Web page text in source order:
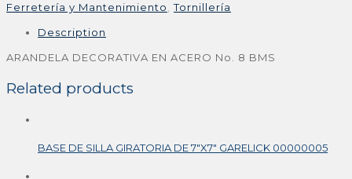
Ferretería y Mantenimiento ,Tornillería
Description
ARANDELA DECORATIVA EN ACERO No. 8 BMS
Related products
BASE DE SILLA GIRATORIA DE 7″X7″ GARELICK 00000005